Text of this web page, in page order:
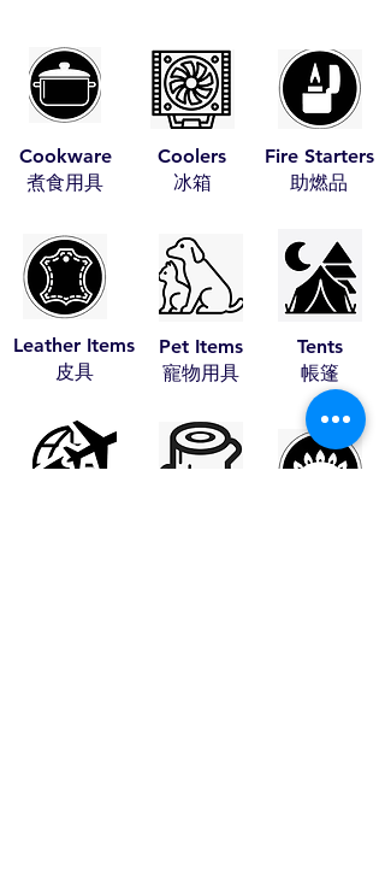
Cookware
​煮食用具
Coolers
​冰箱
Fire Starters
​助燃品
Leather Items
​皮具
Pet Items
​寵物用具
Tents
​帳篷